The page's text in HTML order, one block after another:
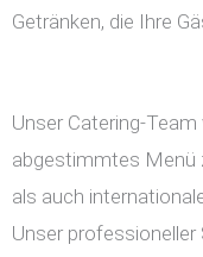
Getränken, die Ihre
Unser Catering-
abgestimmtes Menü
als auch
Unser